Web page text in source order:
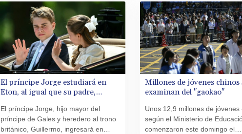
El príncipe Jorge estudiará en
Eton, al igual que su padre,
El príncipe Jorge, hijo mayor del
príncipe de Gales y heredero al trono
británico, Guillermo, ingresará en
Millones de jóvenes chinos
examinan del "gaokao"
Unos 12,9 millones de jóvenes
según el Ministerio de
comenzaron este domingo el